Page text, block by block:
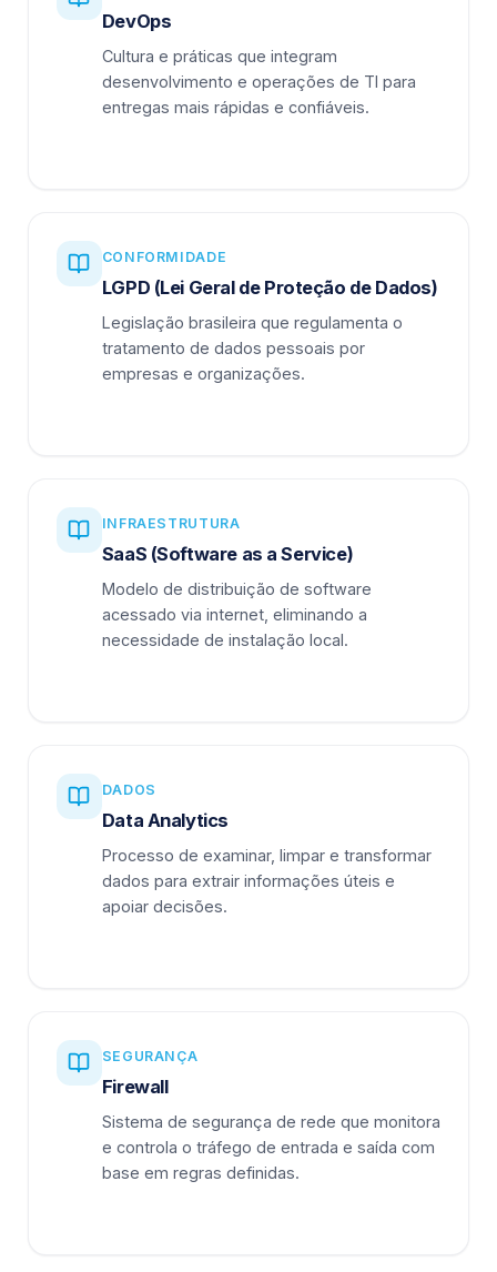
DevOps
Cultura e práticas que integram
desenvolvimento e operações de TI para
entregas mais rápidas e confiáveis.
CONFORMIDADE
LGPD (Lei Geral de Proteção de Dados)
Legislação brasileira que regulamenta o
tratamento de dados pessoais por
empresas e organizações.
INFRAESTRUTURA
SaaS (Software as a Service)
Modelo de distribuição de software
acessado via internet, eliminando a
necessidade de instalação local.
DADOS
Data Analytics
Processo de examinar, limpar e transformar
dados para extrair informações úteis e
apoiar decisões.
SEGURANÇA
Firewall
Sistema de segurança de rede que monitora
e controla o tráfego de entrada e saída com
base em regras definidas.